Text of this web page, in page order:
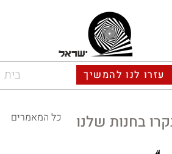
ישראל
עזרו לנו להמשיך בית
כל המאמרים בחנות שלנו